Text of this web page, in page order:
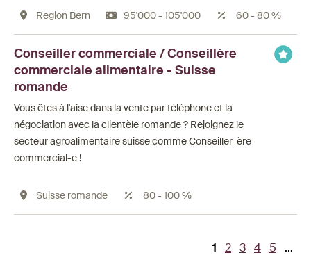
Region Bern 95'000 - 105'000 60 - 80 %
Conseiller commerciale / Conseillère
commerciale alimentaire - Suisse
romande
Vous êtes à l'aise dans la vente par téléphone et la
négociation avec la clientèle romande ? Rejoignez le
secteur agroalimentaire suisse comme Conseiller-ère
commercial-e !
Suisse romande 80 - 100 %
Aktuelle
1 Page
2 Page
3 Page
4 Page
5 …